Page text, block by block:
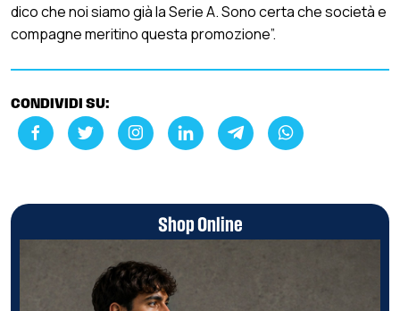
dico che noi siamo già la Serie A. Sono certa che società e
compagne meritino questa promozione”.
CONDIVIDI SU:
Shop Online